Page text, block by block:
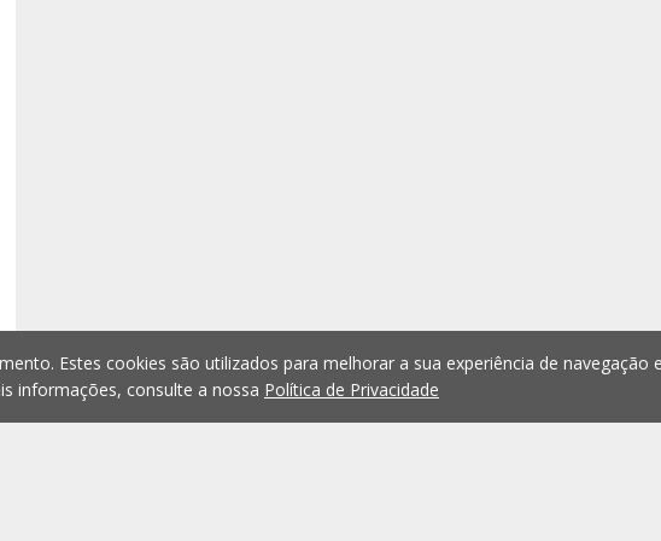
Estes cookies são utilizados para melhorar a sua experiência de navegação
informações, consulte a nossa Política de Privacidade